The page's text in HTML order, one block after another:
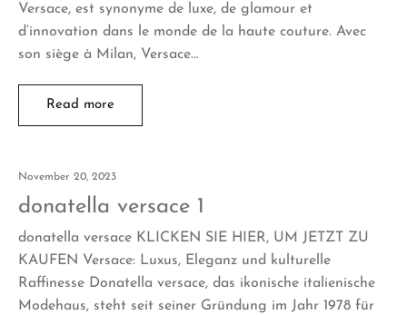
Versace, est synonyme de luxe, de glamour et
d’innovation dans le monde de la haute couture. Avec
son siège à Milan, Versace…
Read more
November 20, 2023
donatella versace 1
donatella versace KLICKEN SIE HIER, UM JETZT ZU
KAUFEN Versace: Luxus, Eleganz und kulturelle
Raffinesse Donatella versace, das ikonische italienische
Modehaus, steht seit seiner Gründung im Jahr 1978 für